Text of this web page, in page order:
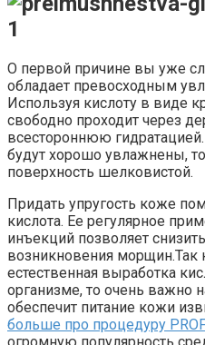
О первой причине вы уже
обладает превосходным
Используя кислоту в виде
свободно проходит через
всестороннюю
будут хорошо увлажнены,
поверхность шелковистой.
Придать упругость коже
кислота. Ее регулярное
инъекций позволяет
возникновения морщин.Так
естественная выработка
организме, то очень важно
обеспечит питание кожи
больше про процедуру
огромную популярность